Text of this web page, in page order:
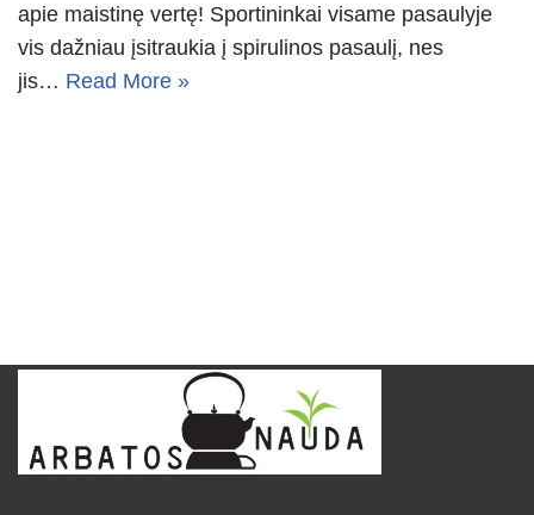
apie maistinę vertę! Sportininkai visame pasaulyje
vis dažniau įsitraukia į spirulinos pasaulį, nes
jis… Read More »